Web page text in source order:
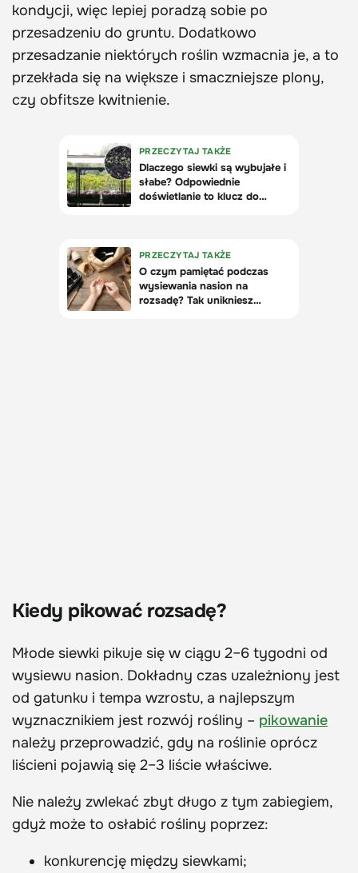
kondycji, więc lepiej poradzą sobie po
przesadzeniu do gruntu. Dodatkowo
przesadzanie niektórych roślin wzmacnia je, a to
przekłada się na większe i smaczniejsze plony,
czy obfitsze kwitnienie.
Kiedy pikować rozsadę?
Młode siewki pikuje się w ciągu 2–6 tygodni od
wysiewu nasion. Dokładny czas uzależniony jest
od gatunku i tempa wzrostu, a najlepszym
wyznacznikiem jest rozwój rośliny – pikowanie
należy przeprowadzić, gdy na roślinie oprócz
liścieni pojawią się 2–3 liście właściwe.
Nie należy zwlekać zbyt długo z tym zabiegiem,
gdyż może to osłabić rośliny poprzez:
konkurencję między siewkami;